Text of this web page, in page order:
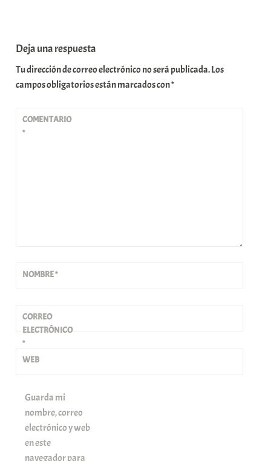
Deja una respuesta
Tu dirección de correo electrónico no será publicada.Los
campos obligatorios están marcados con*
COMENTARIO
*
NOMBRE*
CORREO
ELECTRÓNICO
*
WEB
Guarda mi
nombre, correo
electrónico y web
en este
navegador para